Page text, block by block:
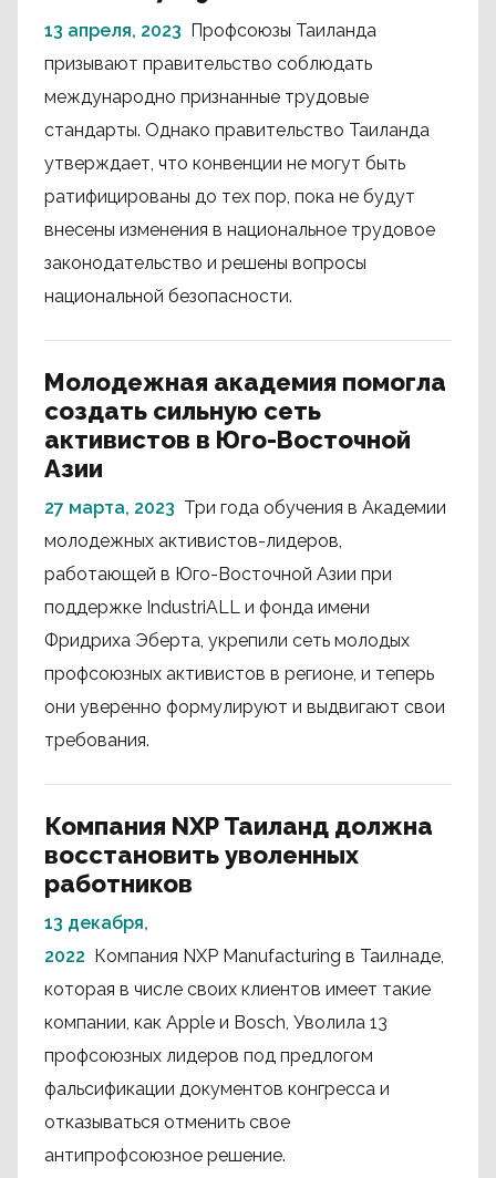
13 апреля, 2023 Профсоюзы Таиланда
призывают правительство соблюдать
международно признанные трудовые
стандарты. Однако правительство Таиланда
утверждает, что конвенции не могут быть
ратифицированы до тех пор, пока не будут
внесены изменения в национальное трудовое
законодательство и решены вопросы
национальной безопасности.
Молодежная академия помогла
создать сильную сеть
активистов в Юго-Восточной
Азии
27 марта, 2023 Три года обучения в Академии
молодежных активистов-лидеров,
работающей в Юго-Восточной Азии при
поддержке IndustriALL и фонда имени
Фридриха Эберта, укрепили сеть молодых
профсоюзных активистов в регионе, и теперь
они уверенно формулируют и выдвигают свои
требования.
Компания NXP Таиланд должна
восстановить уволенных
работников
13 декабря,
2022 Компания NXP Manufacturing в Таилнаде,
которая в числе своих клиентов имеет такие
компании, как Apple и Bosch, Уволила 13
профсоюзных лидеров под предлогом
фальсификации документов конгресса и
отказываться отменить свое
антипрофсоюзное решение.